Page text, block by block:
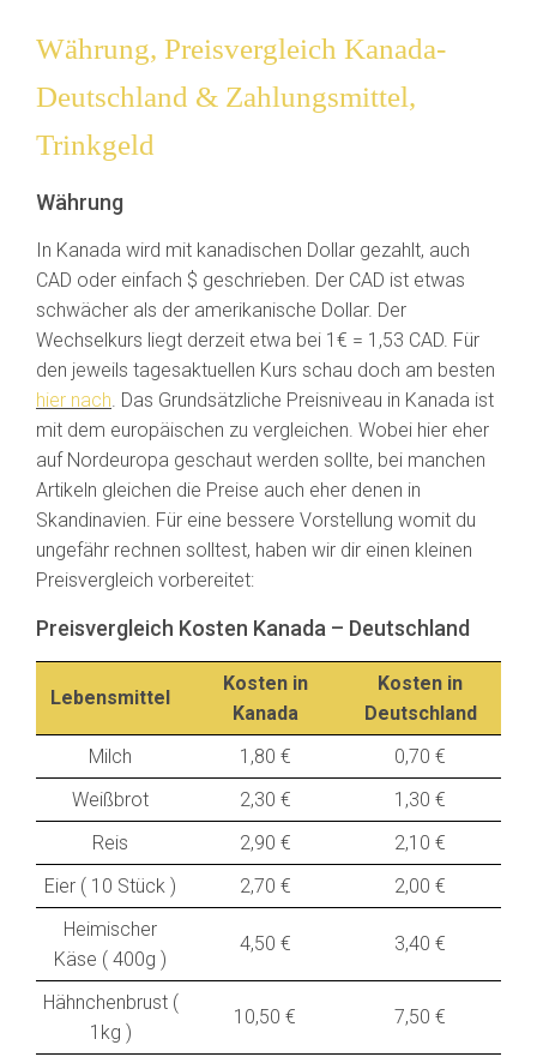
Währung, Preisvergleich Kanada-
Deutschland & Zahlungsmittel,
Trinkgeld
Währung
In Kanada wird mit kanadischen Dollar gezahlt, auch
CAD oder einfach $ geschrieben. Der CAD ist etwas
schwächer als der amerikanische Dollar. Der
Wechselkurs liegt derzeit etwa bei 1€ = 1,53 CAD. Für
den jeweils tagesaktuellen Kurs schau doch am besten
hier nach. Das Grundsätzliche Preisniveau in Kanada ist
mit dem europäischen zu vergleichen. Wobei hier eher
auf Nordeuropa geschaut werden sollte, bei manchen
Artikeln gleichen die Preise auch eher denen in
Skandinavien. Für eine bessere Vorstellung womit du
ungefähr rechnen solltest, haben wir dir einen kleinen
Preisvergleich vorbereitet:
Preisvergleich Kosten Kanada – Deutschland
Lebensmittel
Kosten in
Kanada
Kosten in
Deutschland
Milch
1,80 €
0,70 €
Weißbrot
2,30 €
1,30 €
Reis
2,90 €
2,10 €
Eier ( 10 Stück )
2,70 €
2,00 €
Heimischer
Käse ( 400g )
4,50 € 3,40 €
Hähnchenbrust (
1kg )
10,50 € 7,50 €